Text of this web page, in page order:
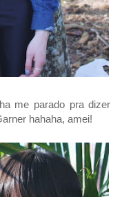
me parado pra dizer
hahaha, amei!